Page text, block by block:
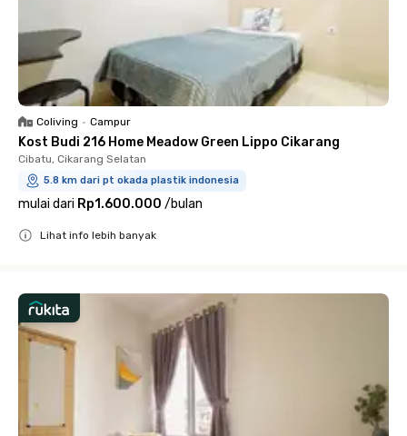
Coliving • Campur
Kost Budi 216 Home Meadow Green Lippo Cikarang
Cibatu, Cikarang Selatan
5.8 km dari pt okada plastik indonesia
mulai dari Rp1.600.000 /bulan
Lihat info lebih banyak